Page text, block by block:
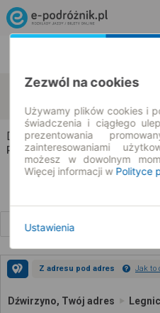
Dźwirzyno
Legnica
10.08.2026 | -- : --
Dźwirzyno → Legnica
Rozkład jazdy i bilety
Z adresu pod adres Jak to
Dźwirzyno, Twój adres
Zezwól na cookies
Używamy plików cookies i
świadczenia i ciągłego
prezentowania
zainteresowaniami
możesz w dowolnym
Więcej informacji w Polityce
Ustawienia